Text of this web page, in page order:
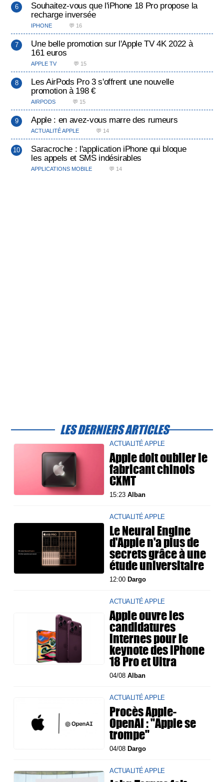
Souhaitez-vous que l'iPhone 18 Pro propose la
recharge inversée
IPHONE 💬 16
Une belle promotion sur l'Apple TV 4K 2022 à
161 euros
APPLE TV 💬 15
Les AirPods Pro 3 s'offrent une nouvelle
promotion à 198 €
AIRPODS 💬 15
Apple : en avez-vous marre des rumeurs
ACTUALITÉ APPLE 💬 14
Saracroche : l'application iPhone qui bloque
les appels et SMS indésirables
APPLICATIONS MOBILE 💬 14
LES DERNIERS ARTICLES
ACTUALITÉ APPLE
Apple doit oublier le
fabricant chinois
CXMT
15:23Alban
ACTUALITÉ APPLE
Le Neural Engine
d'Apple n'a plus de
secrets grâce à une
étude universitaire
12:00 Dargo
ACTUALITÉ APPLE
Apple ouvre les
candidatures
internes pour le
keynote des iPhone
18 Pro et Ultra
04/08Alban
ACTUALITÉ APPLE
Procès Apple-
OpenAI : "Apple se
trompe"
04/08 Dargo
ACTUALITÉ APPLE